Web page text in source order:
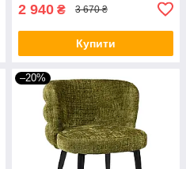
2 940 ₴ 3 670 ₴
Купити
–20%